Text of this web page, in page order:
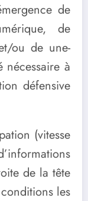
de
de
ou de une-
nécessaire à
défensive
(vitesse
de la tête
les